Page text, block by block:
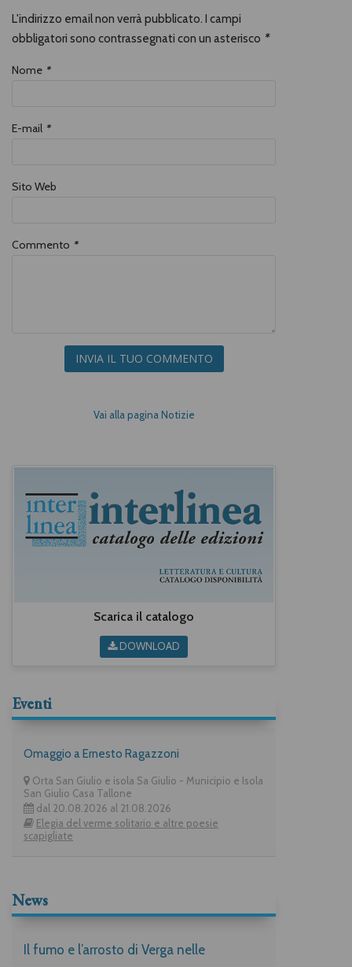
L'indirizzo email non verrà pubblicato. I campi
obbligatori sono contrassegnati con un asterisco *
Nome *
E-mail *
Sito Web
Commento *
INVIA IL TUO COMMENTO
Vai alla pagina Notizie
Scarica il catalogo
DOWNLOAD
Eventi
Omaggio a Ernesto Ragazzoni
Orta San Giulio e isola Sa Giulio - Municipio e Isola
San Giulio Casa Tallone
dal 20.08.2026 al 21.08.2026
Elegia del verme solitario e altre poesie
scapigliate
News
Il fumo e l’arrosto di Verga nelle